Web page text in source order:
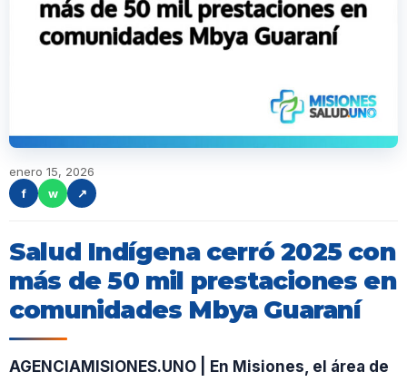
enero 15, 2026
f
w ↗
Salud Indígena cerró 2025 con
más de 50 mil prestaciones en
comunidades Mbya Guaraní
AGENCIAMISIONES.UNO | En Misiones, el área de